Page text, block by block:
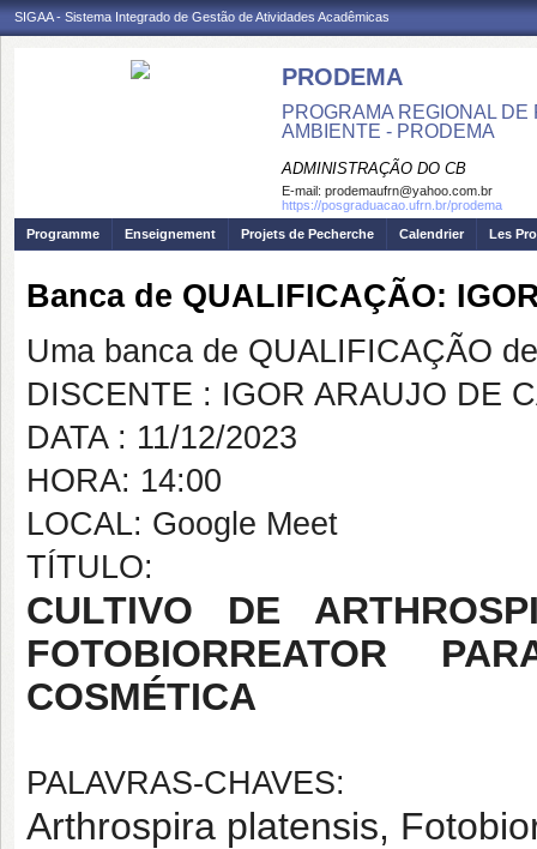
SIGAA - Sistema Integrado de Gestão de Atividades Acadêmicas
PRODEMA
PROGRAMA REGIONAL
AMBIENTE - PRODEMA
ADMINISTRAÇÃO DO CB
E-mail: prodemaufrn@yahoo.com.br
https://posgraduacao.ufrn.br/prodema
Programme
Enseignement Projets de Pecherche Calendrier Les
Banca de QUALIFICAÇÃO:
Uma banca de QUALIFICAÇÃO
DISCENTE : IGOR ARAUJO DE
DATA : 11/12/2023
HORA: 14:00
LOCAL: Google Meet
TÍTULO:
CULTIVO DE
FOTOBIORREATOR
COSMÉTICA
PALAVRAS-CHAVES:
Arthrospira platensis,